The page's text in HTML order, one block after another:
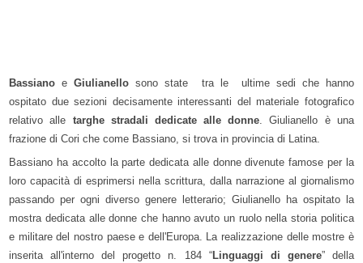
Bassiano eGiulianello sono state tra le ultime sedi che hanno
ospitato due sezioni decisamente interessanti del materiale fotografico
relativo alle targhe stradali dedicate alle donne . Giulianello è una
frazione di Cori che come Bassiano, si trova in provincia di Latina.
Bassiano ha accolto la parte dedicata alle donne divenute famose per la
loro capacità di esprimersi nella scrittura, dalla narrazione al giornalismo
passando per ogni diverso genere letterario; Giulianello ha ospitato la
mostra dedicata alle donne che hanno avuto un ruolo nella storia politica
e militare del nostro paese e dell'Europa. La realizzazione delle mostre è
inserita all'interno del progetto n. 184 “Linguaggi di genere” della